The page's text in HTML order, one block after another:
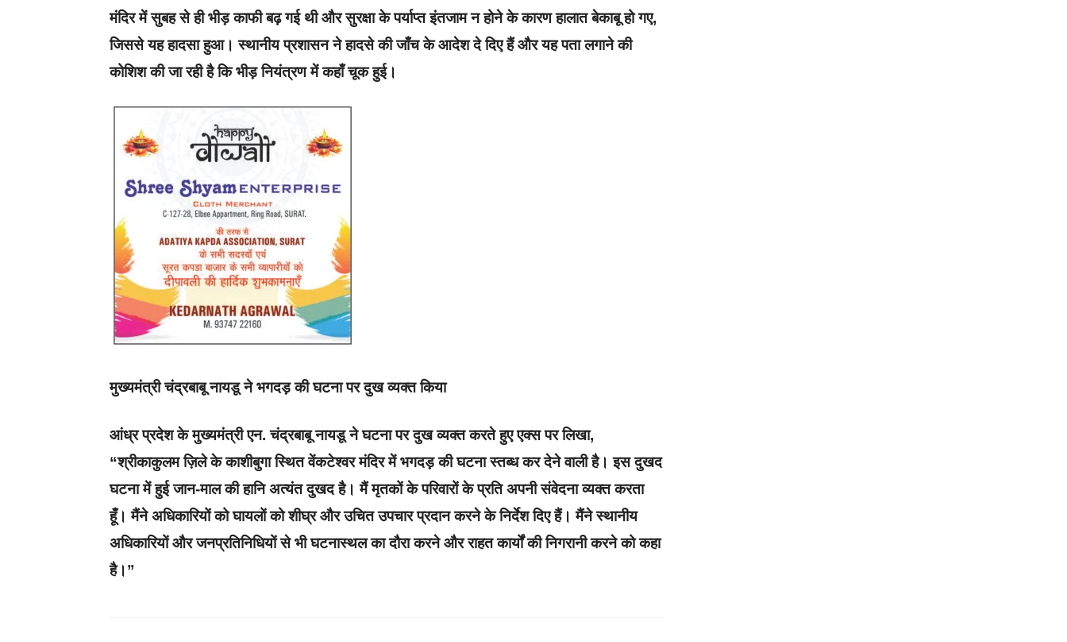
मंदिर में सुबह से ही भीड़ काफी बढ़ गई थी और सुरक्षा के पर्याप्त इंतजाम न होने के कारण हालात बेकाबू हो गए,
जिससे यह हादसा हुआ। स्थानीय प्रशासन ने हादसे की जाँच के आदेश दे दिए हैं और यह पता लगाने की
कोशिश की जा रही है कि भीड़ नियंत्रण में कहाँ चूक हुई।
मुख्यमंत्री चंद्रबाबू नायडू ने भगदड़ की घटना पर दुख व्यक्त किया
आंध्र प्रदेश के मुख्यमंत्री एन. चंद्रबाबू नायडू ने घटना पर दुख व्यक्त करते हुए एक्स पर लिखा,
“श्रीकाकुलम ज़िले के काशीबुगा स्थित वेंकटेश्वर मंदिर में भगदड़ की घटना स्तब्ध कर देने वाली है। इस दुखद
घटना में हुई जान-माल की हानि अत्यंत दुखद है। मैं मृतकों के परिवारों के प्रति अपनी संवेदना व्यक्त करता
हूँ। मैंने अधिकारियों को घायलों को शीघ्र और उचित उपचार प्रदान करने के निर्देश दिए हैं। मैंने स्थानीय
अधिकारियों और जनप्रतिनिधियों से भी घटनास्थल का दौरा करने और राहत कार्यों की निगरानी करने को कहा
है।”